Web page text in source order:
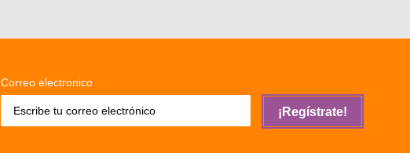
Correo electronico
¡Regístrate!